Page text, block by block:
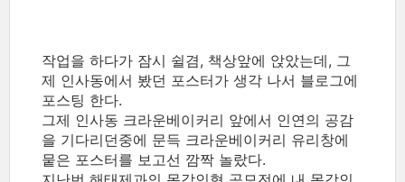
작업을 하다가 잠시 쉴겸, 책상앞에 앉았는데, 그
제 인사동에서 봤던 포스터가 생각 나서 블로그에
포스팅 한다.
그제 인사동 크라운베이커리 앞에서 인연의 공감
을 기다리던중에 문득 크라운베이커리 유리창에
뭍은 포스터를 보고선 깜짝 놀랐다.